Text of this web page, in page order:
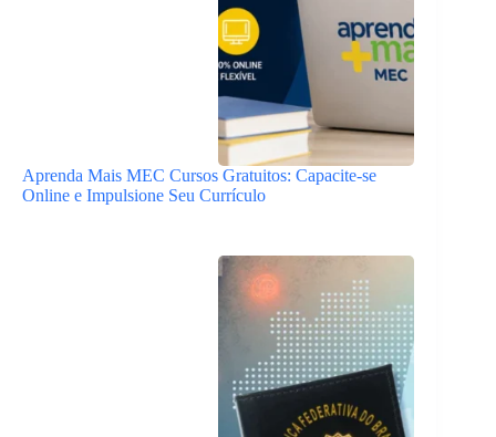
Aprenda Mais MEC Cursos Gratuitos: Capacite-se
Online e Impulsione Seu Currículo